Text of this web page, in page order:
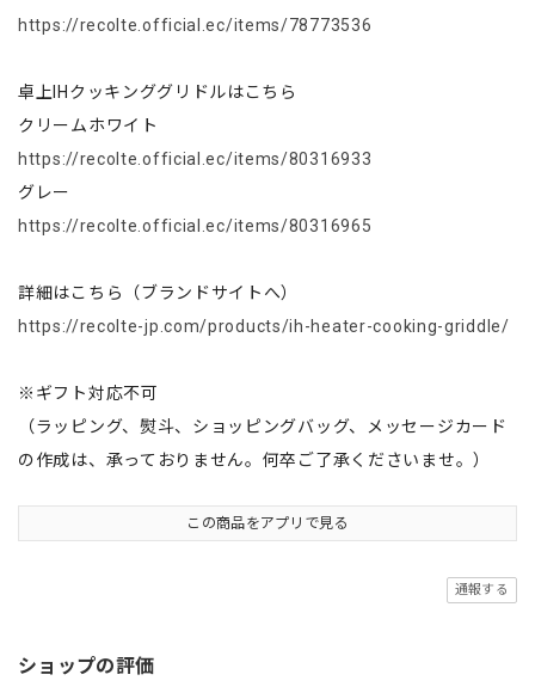
https://recolte.official.ec/items/78773536
卓上IHクッキンググリドルはこちら
クリームホワイト
https://recolte.official.ec/items/80316933
グレー
https://recolte.official.ec/items/80316965
詳細はこちら（ブランドサイトへ）
https://recolte-jp.com/products/ih-heater-cooking-griddle/
※ギフト対応不可
（ラッピング、熨斗、ショッピングバッグ、メッセージカード
の作成は、承っておりません。何卒ご了承くださいませ。）
この商品をアプリで見る
通報する
ショップの評価